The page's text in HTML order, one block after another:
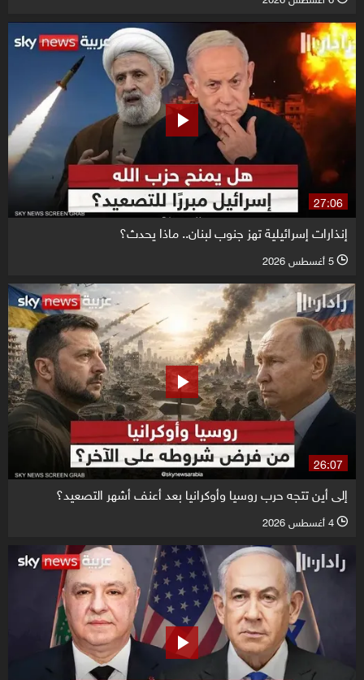
27:06
إنذارات إسرائيلية تهز جنوب لبنان.. ماذا يحدث؟
l 5 أغسطس 2026
26:07
إلى أين تتجه حرب روسيا وأوكرانيا بعد أعنف أشهر التصعيد؟
l 4 أغسطس 2026